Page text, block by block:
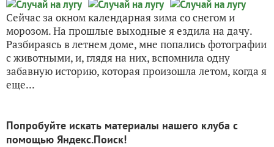
Сейчас за окном календарная зима со снегом и
морозом. На прошлые выходные я ездила на дачу.
Разбираясь в летнем доме, мне попались фотографии
с животными, и, глядя на них, вспомнила одну
забавную историю, которая произошла летом, когда я
еще...
Попробуйте искать материалы нашего клуба с
помощью Яндекс.Поиск!